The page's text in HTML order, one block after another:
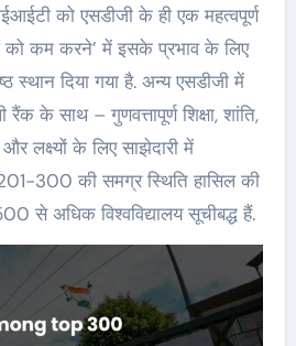
को एसडीजी के ही एक महत्वपूर्ण
को कम करने’ में इसके प्रभाव के लिए
स्थान दिया गया है. अन्य एसडीजी में
के साथ – गुणवत्तापूर्ण शिक्षा, शांति,
लक्ष्यों के लिए साझेदारी में
300 की समग्र स्थिति हासिल की
से अधिक विश्वविद्यालय सूचीबद्ध हैं.